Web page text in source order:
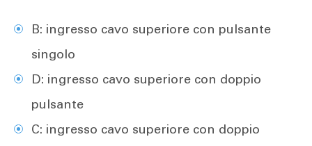
B: ingresso cavo superiore con pulsante
singolo
D: ingresso cavo superiore con doppio
pulsante
C: ingresso cavo superiore con doppio